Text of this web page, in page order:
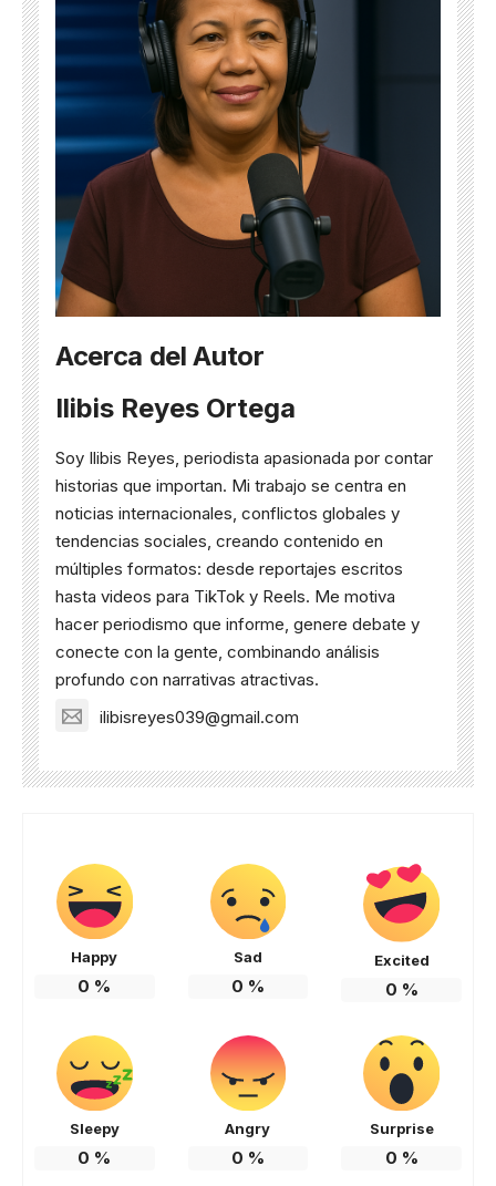
Acerca del Autor
Ilibis Reyes Ortega
Soy Ilibis Reyes, periodista apasionada por contar
historias que importan. Mi trabajo se centra en
noticias internacionales, conflictos globales y
tendencias sociales, creando contenido en
múltiples formatos: desde reportajes escritos
hasta videos para TikTok y Reels. Me motiva
hacer periodismo que informe, genere debate y
conecte con la gente, combinando análisis
profundo con narrativas atractivas.
ilibisreyes039@gmail.com
Happy
0 %
Sad
0 %
Excited
0 %
Sleepy
0 %
Angry
0 %
Surprise
0 %